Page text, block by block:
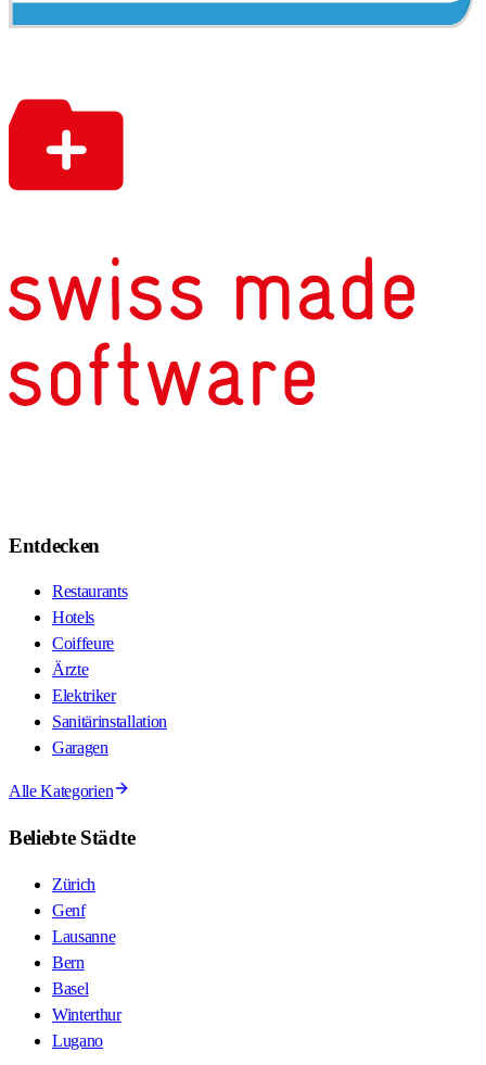
Entdecken
Restaurants
Hotels
Coiffeure
Ärzte
Elektriker
Sanitärinstallation
Garagen
Alle Kategorien
Beliebte Städte
Zürich
Genf
Lausanne
Bern
Basel
Winterthur
Lugano